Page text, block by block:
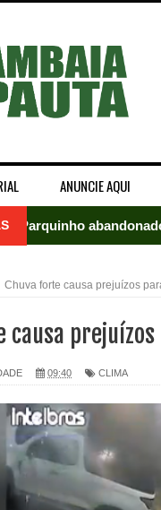
ANUNCIE AQUI
Parquinho
Incêndio atinge carro
Celina Leão abre 8,4
Quinto "saidão" do
Agência do
Chuva forte causa prejuízos
causa
09:40 CLIMA